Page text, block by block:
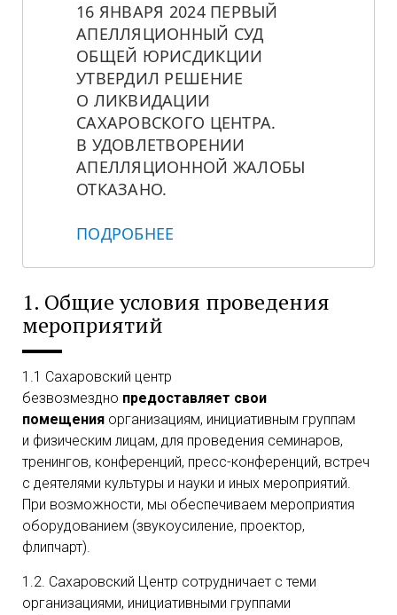
16 ЯНВАРЯ 2024 ПЕРВЫЙ
АПЕЛЛЯЦИОННЫЙ СУД
ОБЩЕЙ ЮРИСДИКЦИИ
УТВЕРДИЛ РЕШЕНИЕ
О ЛИКВИДАЦИИ
САХАРОВСКОГО ЦЕНТРА.
В УДОВЛЕТВОРЕНИИ
АПЕЛЛЯЦИОННОЙ ЖАЛОБЫ
ОТКАЗАНО.
ПОДРОБНЕЕ
1. Общие условия проведения
мероприятий
1.1 Сахаровский центр
безвозмездно предоставляет свои
помещения организациям, инициативным группам
и физическим лицам, для проведения семинаров,
тренингов, конференций, пресс-конференций, встреч
с деятелями культуры и науки и иных мероприятий.
При возможности, мы обеспечиваем мероприятия
оборудованием (звукоусиление, проектор,
флипчарт).
1.2. Сахаровский Центр сотрудничает с теми
организациями, инициативными группами